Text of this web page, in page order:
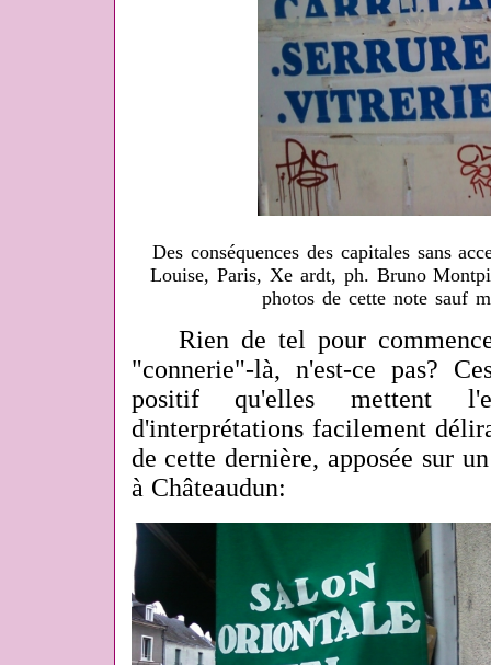
Des conséquences des capitales sans
Louise, Paris, Xe ardt, ph. Bruno
photos de cette note sauf
Rien de tel pour
"connerie"-là, n'est-ce pas?
positif qu'elles mettent
d'interprétations facilement
de cette dernière, apposée sur
à Châteaudun: